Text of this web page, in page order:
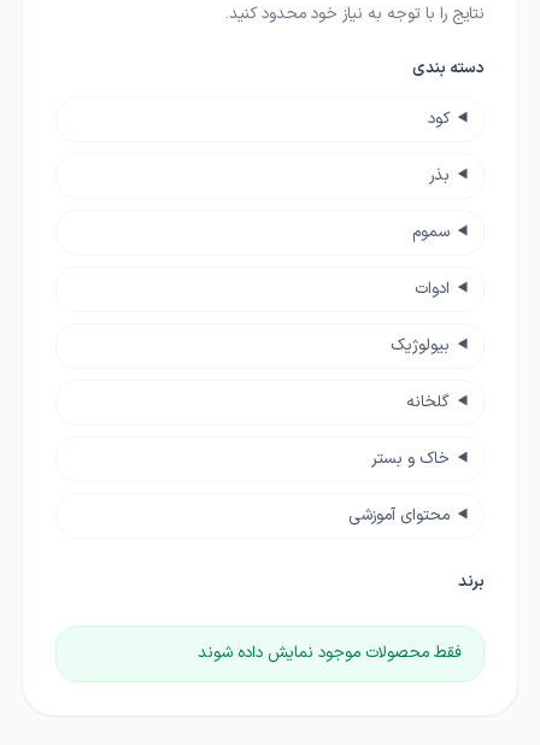
نتایج را با توجه به نیاز خود محدود کنید.
دسته بندی
کود
بذر
سموم
ادوات
بیولوژیک
گلخانه
خاک و بستر
محتوای آموزشی
برند
فقط محصولات موجود نمایش داده شوند